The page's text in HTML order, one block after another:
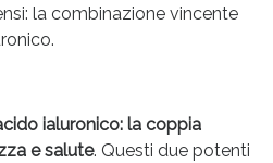
la combinazione vincente
ialuronico: la coppia
e salute. Questi due potenti